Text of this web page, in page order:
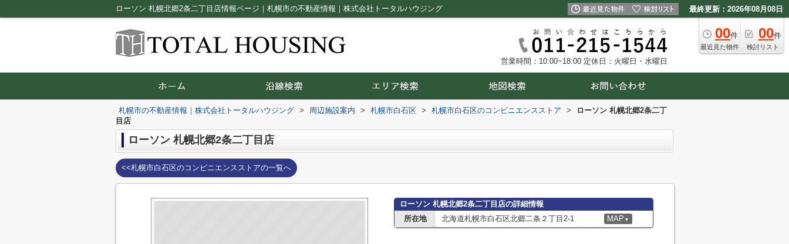
ローソン 札幌北郷2条二丁目店情報ページ｜札幌市の不動産情報｜株式会社トータルハウジング 最終更新：2026年08月08日
00件
最近見た物件
00件
検討リスト
営業時間：10:00~18:00 定休日：火曜日・水曜日
札幌市の不動産情報｜株式会社トータルハウジング > 周辺施設案内 > 札幌市白石区 > 札幌市白石区のコンビニエンスストア >
ローソン 札幌北郷2条二丁
目店
ローソン 札幌北郷2条二丁目店
<<札幌市白石区のコンビニエンスストアの一覧へ
ローソン 札幌北郷2条二丁目店の詳細情報
所在地
北海道札幌市白石区北郷二条２丁目2-1 MAP ▼